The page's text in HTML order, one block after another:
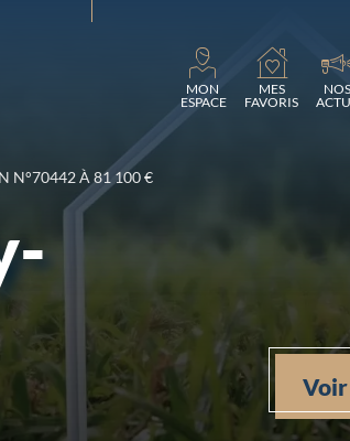
MON
ESPACE
Chargement...
MES
FAVORIS
NOS
N°70442 À 81 100 €
Voir